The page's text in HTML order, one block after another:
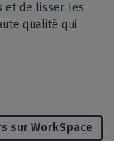
et de lisser les
qualité qui
sur WorkSpace